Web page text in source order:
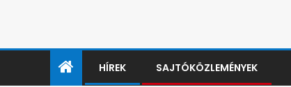
HÍREK SAJTÓKÖZLEMÉNYEK